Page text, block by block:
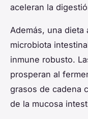
aceleran la
Además, una
microbiota
inmune robusto.
prosperan al
grasos de cadena
de la mucosa